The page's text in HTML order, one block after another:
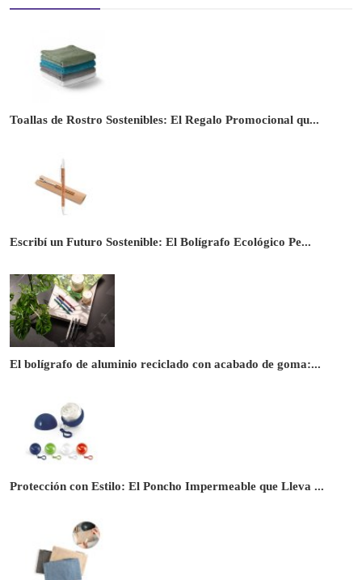
Toallas de Rostro Sostenibles: El Regalo Promocional qu...
Escribí un Futuro Sostenible: El Bolígrafo Ecológico Pe...
El bolígrafo de aluminio reciclado con acabado de goma:...
Protección con Estilo: El Poncho Impermeable que Lleva ...